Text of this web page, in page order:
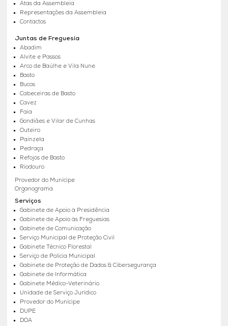
Atas da Assembleia
Representações da Assembleia
Contactos
Juntas de Freguesia
Abadim
Alvite e Passos
Arco de Baúlhe e Vila Nune
Basto
Bucos
Cabeceiras de Basto
Cavez
Faia
Gondiães e Vilar de Cunhas
Outeiro
Painzela
Pedraça
Refojos de Basto
Riodouro
Provedor do Munícipe
Organograma
Serviços
Gabinete de Apoio à Presidência
Gabinete de Apoio às Freguesias
Gabinete de Comunicação
Serviço Municipal de Proteção Civil
Gabinete Técnico Florestal
Serviço de Polícia Municipal
Gabinete de Proteção de Dados & Cibersegurança
Gabinete de Informática
Gabinete Médico-Veterinário
Unidade de Serviço Jurídico
Provedor do Munícipe
DUPE
DOA